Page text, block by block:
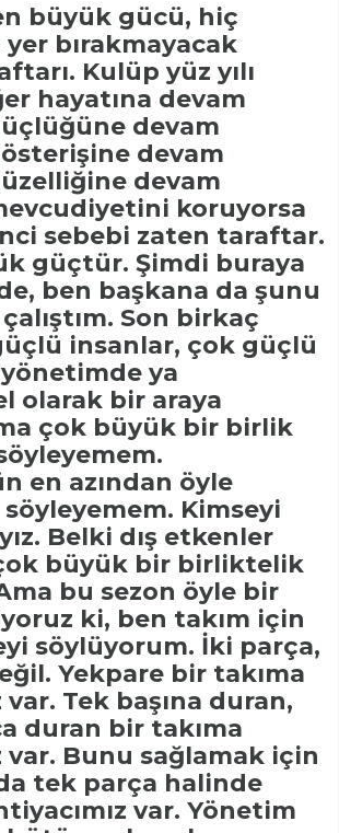
büyük gücü, hiç
bırakmayacak
Kulüp yüz yılı
hayatına devam
devam
devam
devam
koruyorsa
sebebi zaten taraftar.
güçtür. Şimdi buraya
ben başkana da şunu
Son birkaç
insanlar, çok güçlü
ya
olarak bir araya
çok büyük bir birlik
en azından öyle
söyleyemem. Kimseyi
Belki dış etkenler
büyük bir birliktelik
bu sezon öyle bir
ki, ben takım için
söylüyorum. İki parça,
Yekpare bir takıma
var. Tek başına duran,
duran bir takıma
var. Bunu sağlamak için
tek parça halinde
var. Yönetim